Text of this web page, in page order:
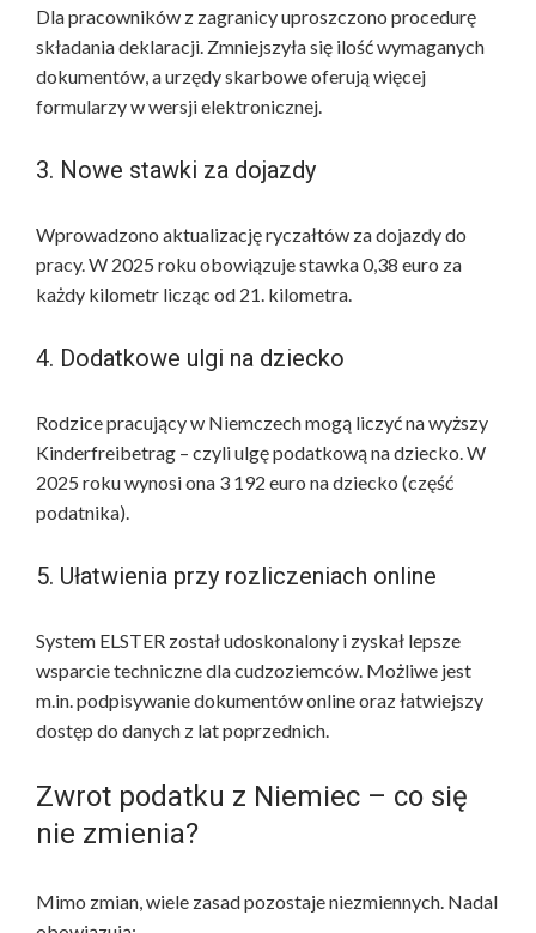
Dla pracowników z zagranicy uproszczono procedurę
składania deklaracji. Zmniejszyła się ilość wymaganych
dokumentów, a urzędy skarbowe oferują więcej
formularzy w wersji elektronicznej.
3. Nowe stawki za dojazdy
Wprowadzono aktualizację ryczałtów za dojazdy do
pracy. W 2025 roku obowiązuje stawka 0,38 euro za
każdy kilometr licząc od 21. kilometra.
4. Dodatkowe ulgi na dziecko
Rodzice pracujący w Niemczech mogą liczyć na wyższy
Kinderfreibetrag – czyli ulgę podatkową na dziecko. W
2025 roku wynosi ona 3 192 euro na dziecko (część
podatnika).
5. Ułatwienia przy rozliczeniach online
System ELSTER został udoskonalony i zyskał lepsze
wsparcie techniczne dla cudzoziemców. Możliwe jest
m.in. podpisywanie dokumentów online oraz łatwiejszy
dostęp do danych z lat poprzednich.
Zwrot podatku z Niemiec – co się
nie zmienia?
Mimo zmian, wiele zasad pozostaje niezmiennych. Nadal